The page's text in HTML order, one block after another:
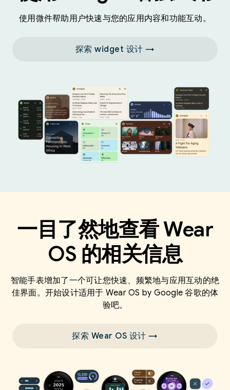
使用微件帮助用户快速与您的应用内容和功能互动。
探索 widget 设计 →
一目了然地查看 Wear
OS 的相关信息
智能手表增加了一个可让您快速、频繁地与应用互动的绝
佳界面。开始设计适用于 Wear OS by Google 谷歌的体
验吧。
探索 Wear OS 设计 →